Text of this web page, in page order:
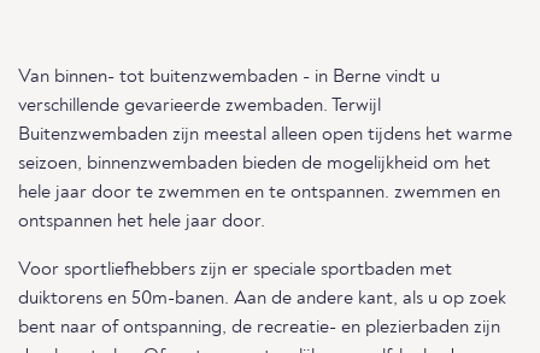
Van binnen- tot buitenzwembaden - in Berne vindt u
verschillende gevarieerde zwembaden. Terwijl
Buitenzwembaden zijn meestal alleen open tijdens het warme
seizoen, binnenzwembaden bieden de mogelijkheid om het
hele jaar door te zwemmen en te ontspannen. zwemmen en
ontspannen het hele jaar door.
Voor sportliefhebbers zijn er speciale sportbaden met
duiktorens en 50m-banen. Aan de andere kant, als u op zoek
bent naar of ontspanning, de recreatie- en plezierbaden zijn